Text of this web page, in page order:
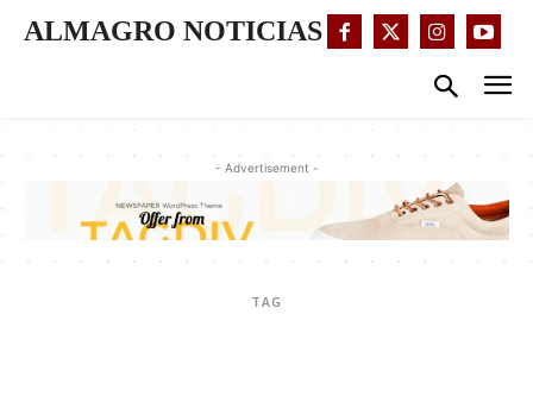
ALMAGRO NOTICIAS
- Advertisement -
TAG